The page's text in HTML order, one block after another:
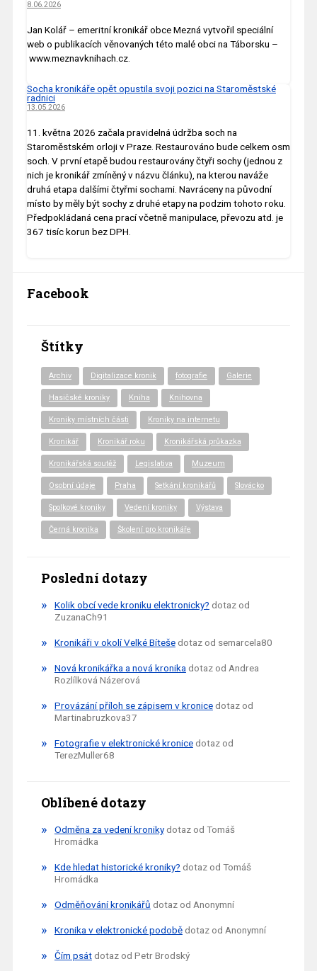
8.06.2026
Jan Kolář – emeritní kronikář obce Mezná vytvořil speciální
web o publikacích věnovaných této malé obci na Táborsku –
www.meznavknihach.cz.
Socha kronikáře opět opustila svoji pozici na Staroměstské
radnici
13.05.2026
11. května 2026 začala pravidelná údržba soch na
Staroměstském orloji v Praze. Restaurováno bude celkem osm
soch. V první etapě budou restaurovány čtyři sochy (jednou z
nich je kronikář zmíněný v názvu článku), na kterou naváže
druhá etapa dalšími čtyřmi sochami. Navráceny na původní
místo by měly být sochy z druhé etapy na podzim tohoto roku.
Předpokládaná cena prací včetně manipulace, převozu atd. je
367 tisíc korun bez DPH.
Facebook
Štítky
Archiv Digitalizace kronik fotografie Galerie
Hasičské kroniky Kniha Knihovna
Kroniky místních části Kroniky na internetu
Kronikář Kronikář roku Kronikářská průkazka
Kronikářská soutěž Legislativa Muzeum
Osobní údaje Praha Setkání kronikářů Slovácko
Spolkové kroniky Vedení kroniky Výstava
Černá kronika Školení pro kronikáře
Poslední dotazy
Kolik obcí vede kroniku elektronicky? dotaz od
ZuzanaCh91
Kronikáři v okolí Velké Bítešedotaz od semarcela80
Nová kronikářka a nová kronika dotaz od Andrea
Rozlílková Názerová
Provázání příloh se zápisem v kronicedotaz od
Martinabruzkova37
Fotografie v elektronické kronicedotaz od
TerezMuller68
Oblíbené dotazy
Odměna za vedení kronikydotaz od Tomáš
Hromádka
Kde hledat historické kroniky? dotaz od Tomáš
Hromádka
Odměňování kronikářů dotaz od Anonymní
Kronika v elektronické podobědotaz od Anonymní
Čím psátdotaz od Petr Brodský